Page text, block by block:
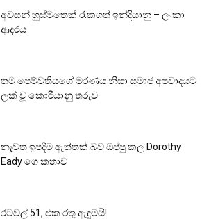
අවසන් හුස්මතෙක් රැකගත් ඉන්දියානු – ලංකා
ආදරය
තම පෙම්වතියගේ මරණය නිසා සමාජ අපවාදයට
ලක් වූ කොරියානු තරුව
නැවත ඉපදීම ඇත්තක් බව ඔප්පු කල Dorothy
Eady ගෙ කතාව
රටවල් 51, එක රතු ඇඳුමයි!